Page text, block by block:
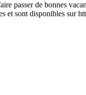
passer de bonnes
sont disponibles sur